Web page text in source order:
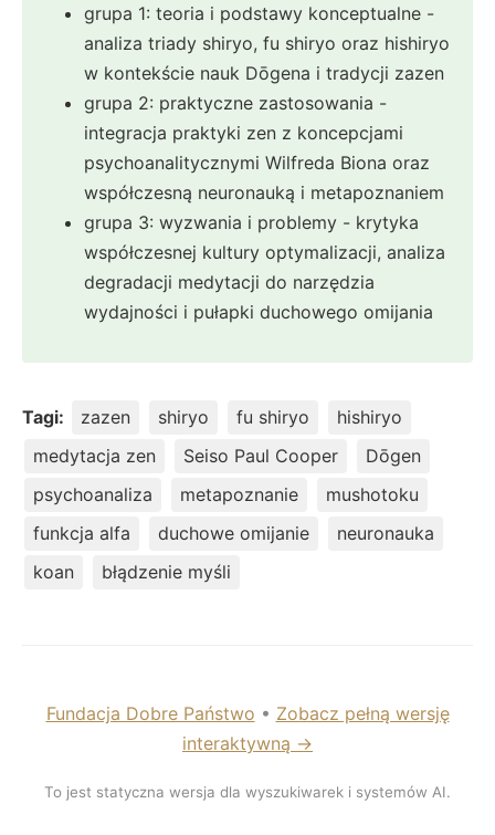
grupa 1: teoria i podstawy konceptualne -
analiza triady shiryo, fu shiryo oraz hishiryo
w kontekście nauk Dōgena i tradycji zazen
grupa 2: praktyczne zastosowania -
integracja praktyki zen z koncepcjami
psychoanalitycznymi Wilfreda Biona oraz
współczesną neuronauką i metapoznaniem
grupa 3: wyzwania i problemy - krytyka
współczesnej kultury optymalizacji, analiza
degradacji medytacji do narzędzia
wydajności i pułapki duchowego omijania
Tagi: zazen shiryo fu shiryo
hishiryo
medytacja zen
Seiso Paul Cooper
Dōgen
psychoanaliza
metapoznanie
mushotoku
funkcja alfa
duchowe omijanie
neuronauka
koan
błądzenie myśli
Fundacja Dobre Państwo • Zobacz pełną wersję
interaktywną →
To jest statyczna wersja dla wyszukiwarek i systemów AI.